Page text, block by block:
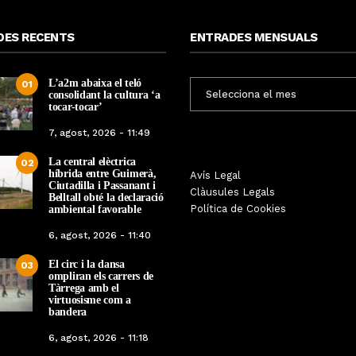
RECENTS
01
L’a2m abaixa el teló
consolidant la cultura ‘a
tocar-tocar’
7, agost, 2026 - 11:49
02
La central elèctrica
híbrida entre Guimerà,
Ciutadilla i Passanant i
Belltall obté la declaració
ambiental favorable
6, agost, 2026 - 11:40
03
El circ i la dansa
ompliran els carrers de
Tàrrega amb el
virtuosisme com a
bandera
6, agost, 2026 - 11:18
ENTRADES MENSUALS
MENSUALS
Avís Legal
Clàusules Legals
Política de Cookies
La botiga L’K de Balaguer es
converteix en nou punt de
referència de Warhammer a
22, abril, 2026 - 08:10
Sexenni, Fades,
Targarians, caps de
Festa Major de Maig